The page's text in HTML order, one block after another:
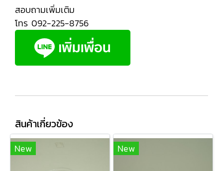
สอบถามเพิ่มเติม
โทร 092-225-8756
สินค้าเกี่ยวข้อง
New New